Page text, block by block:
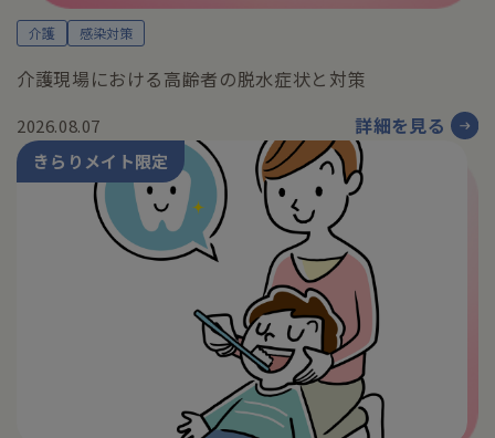
介護 感染対策
介護現場における高齢者の脱水症状と対策
2026.08.07 詳細を見る
きらりメイト限定